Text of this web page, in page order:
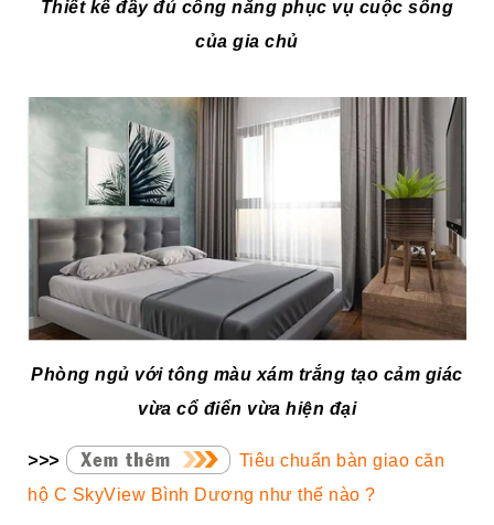
Thiết kế đầy đủ công năng phục vụ cuộc sống
của gia chủ
Phòng ngủ với tông màu xám trắng tạo cảm giác
vừa cổ điển vừa hiện đại
>>>
Tiêu chuẩn bàn giao căn
hộ C SkyView Bình Dương như thế nào ?